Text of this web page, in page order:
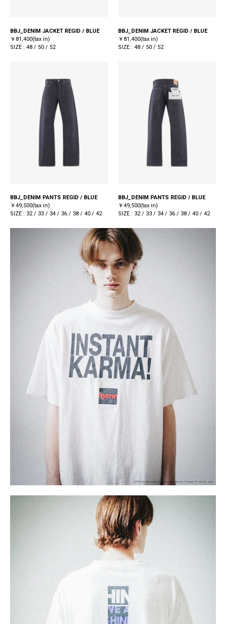
BBJ_DENIM JACKET REGID / BLUE
￥81,400(tax in)
SIZE : 48 / 50 / 52
BBJ_DENIM JACKET REGID / BLUE
￥81,400(tax in)
SIZE : 48 / 50 / 52
BBJ_DENIM PANTS REGID / BLUE
￥49,500(tax in)
SIZE : 32 / 33 / 34 / 36 / 38 / 40 / 42
BBJ_DENIM PANTS REGID / BLUE
￥49,500(tax in)
SIZE : 32 / 33 / 34 / 36 / 38 / 40 / 42